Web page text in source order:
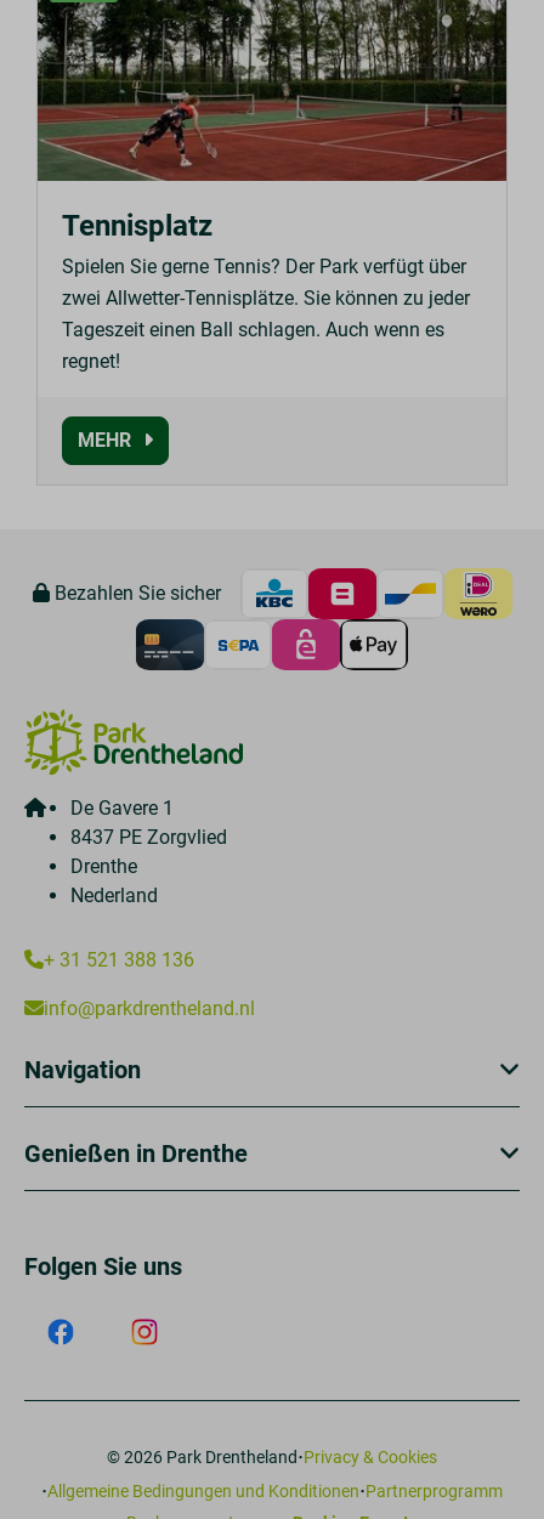
Tennisplatz
Spielen Sie gerne Tennis? Der Park verfügt über
zwei Allwetter-Tennisplätze. Sie können zu jeder
Tageszeit einen Ball schlagen. Auch wenn es
regnet!
MEHR
Bezahlen Sie sicher
De Gavere 1
8437 PE Zorgvlied
Drenthe
Nederland
+ 31 521 388 136
info@parkdrentheland.nl
Navigation
Genießen in Drenthe
Folgen Sie uns
© 2026 Park Drentheland·Privacy & Cookies
·Allgemeine Bedingungen und Konditionen·Partnerprogramm